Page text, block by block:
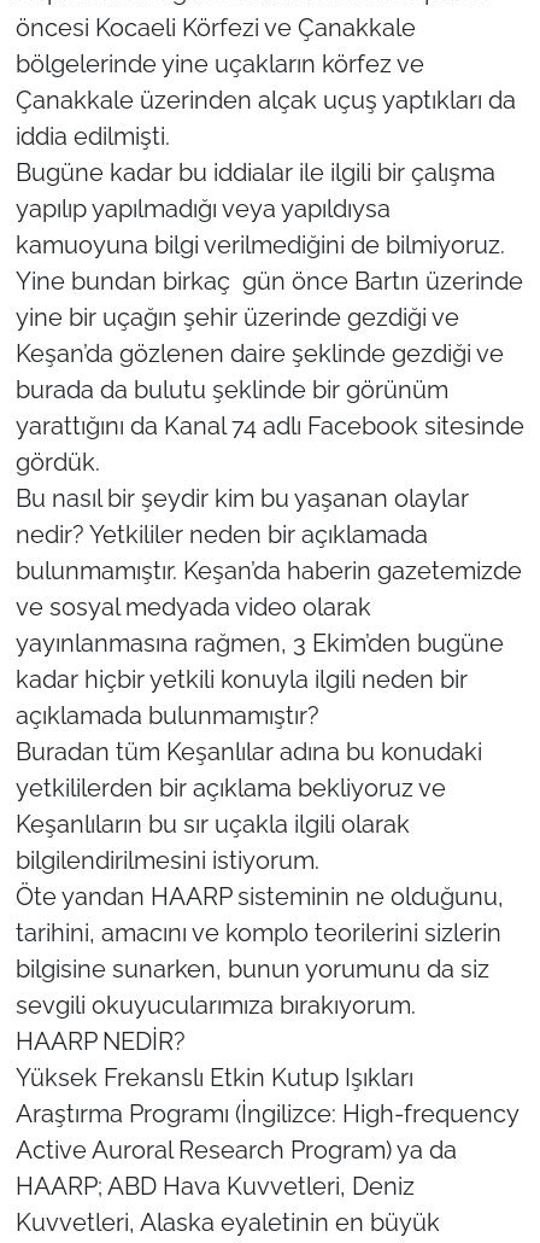
öncesi Kocaeli Körfezi ve Çanakkale
bölgelerinde yine uçakların körfez ve
Çanakkale üzerinden alçak uçuş yaptıkları da
iddia edilmişti.
Bugüne kadar bu iddialar ile ilgili bir çalışma
yapılıp yapılmadığı veya yapıldıysa
kamuoyuna bilgi verilmediğini de bilmiyoruz.
Yine bundan birkaç gün önce Bartın üzerinde
yine bir uçağın şehir üzerinde gezdiği ve
Keşan’da gözlenen daire şeklinde gezdiği ve
burada da bulutu şeklinde bir görünüm
yarattığını da Kanal 74 adlı Facebook sitesinde
gördük.
Bu nasıl bir şeydir kim bu yaşanan olaylar
nedir? Yetkililer neden bir açıklamada
bulunmamıştır. Keşan’da haberin gazetemizde
ve sosyal medyada video olarak
yayınlanmasına rağmen, 3 Ekim’den bugüne
kadar hiçbir yetkili konuyla ilgili neden bir
açıklamada bulunmamıştır?
Buradan tüm Keşanlılar adına bu konudaki
yetkililerden bir açıklama bekliyoruz ve
Keşanlıların bu sır uçakla ilgili olarak
bilgilendirilmesini istiyorum.
Öte yandan HAARP sisteminin ne olduğunu,
tarihini, amacını ve komplo teorilerini sizlerin
bilgisine sunarken, bunun yorumunu da siz
sevgili okuyucularımıza bırakıyorum.
HAARP NEDİR?
Yüksek Frekanslı Etkin Kutup Işıkları
Araştırma Programı (İngilizce: High-frequency
Active Auroral Research Program) ya da
HAARP; ABD Hava Kuvvetleri, Deniz
Kuvvetleri, Alaska eyaletinin en büyük